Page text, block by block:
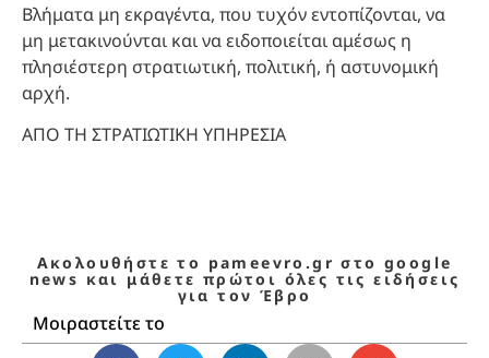
Βλήματα μη εκραγέντα, που τυχόν εντοπίζονται, να
μη μετακινούνται και να ειδοποιείται αμέσως η
πλησιέστερη στρατιωτική, πολιτική, ή αστυνομική
αρχή.
ΑΠΟ ΤΗ ΣΤΡΑΤΙΩΤΙΚΗ ΥΠΗΡΕΣΙΑ
Ακολουθήστε το pameevro.gr στο google
news και μάθετε πρώτοι όλες τις ειδήσεις
για τον Έβρο
Μοιραστείτε το